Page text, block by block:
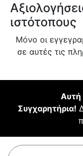
ιστότοπους
Μόνο οι
σε αυτές τις
Αυτή
Συγχαρητήρια!